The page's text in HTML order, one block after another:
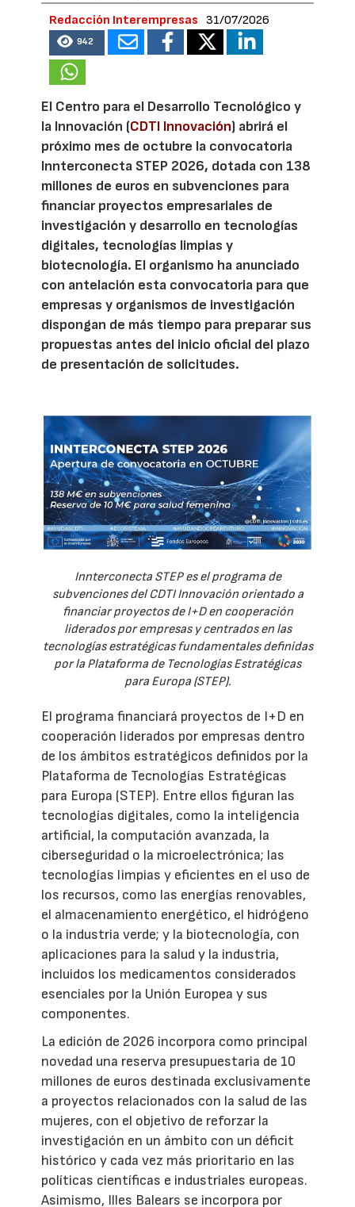
Redacción Interempresas 31/07/2026
942
El Centro para el Desarrollo Tecnológico y
la Innovación (CDTI Innovación) abrirá el
próximo mes de octubre la convocatoria
Innterconecta STEP 2026, dotada con 138
millones de euros en subvenciones para
financiar proyectos empresariales de
investigación y desarrollo en tecnologías
digitales, tecnologías limpias y
biotecnología. El organismo ha anunciado
con antelación esta convocatoria para que
empresas y organismos de investigación
dispongan de más tiempo para preparar sus
propuestas antes del inicio oficial del plazo
de presentación de solicitudes.
Innterconecta STEP es el programa de
subvenciones del CDTI Innovación orientado a
financiar proyectos de I+D en cooperación
liderados por empresas y centrados en las
tecnologías estratégicas fundamentales definidas
por la Plataforma de Tecnologías Estratégicas
para Europa (STEP).
El programa financiará proyectos de I+D en
cooperación liderados por empresas dentro
de los ámbitos estratégicos definidos por la
Plataforma de Tecnologías Estratégicas
para Europa (STEP). Entre ellos figuran las
tecnologías digitales, como la inteligencia
artificial, la computación avanzada, la
ciberseguridad o la microelectrónica; las
tecnologías limpias y eficientes en el uso de
los recursos, como las energías renovables,
el almacenamiento energético, el hidrógeno
o la industria verde; y la biotecnología, con
aplicaciones para la salud y la industria,
incluidos los medicamentos considerados
esenciales por la Unión Europea y sus
componentes.
La edición de 2026 incorpora como principal
novedad una reserva presupuestaria de 10
millones de euros destinada exclusivamente
a proyectos relacionados con la salud de las
mujeres, con el objetivo de reforzar la
investigación en un ámbito con un déficit
histórico y cada vez más prioritario en las
políticas científicas e industriales europeas.
Asimismo, Illes Balears se incorpora por